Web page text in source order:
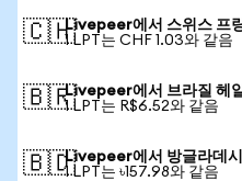
🇨🇭Livepeer에서 스위스 프
1 LPT는 CHF 1.03와 같음
🇧🇷Livepeer에서 브라질 헤
1 LPT는 R$6.52와 같음
🇧🇩Livepeer에서 방글라데
1 LPT는 ৳157.98와 같음